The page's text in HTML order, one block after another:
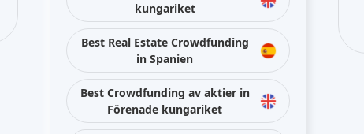
kungariket
Best Real Estate Crowdfunding
in Spanien
Best Crowdfunding av aktier in
Förenade kungariket